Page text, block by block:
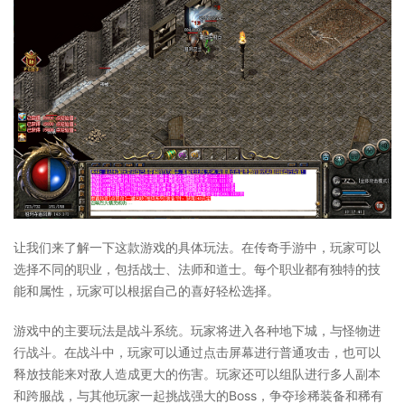
让我们来了解一下这款游戏的具体玩法。在传奇手游中，玩家可以
选择不同的职业，包括战士、法师和道士。每个职业都有独特的技
能和属性，玩家可以根据自己的喜好轻松选择。
游戏中的主要玩法是战斗系统。玩家将进入各种地下城，与怪物进
行战斗。在战斗中，玩家可以通过点击屏幕进行普通攻击，也可以
释放技能来对敌人造成更大的伤害。玩家还可以组队进行多人副本
和跨服战，与其他玩家一起挑战强大的Boss，争夺珍稀装备和稀有